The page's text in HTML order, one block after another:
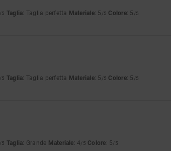
/5 Taglia: Taglia perfetta Materiale: 5 /5 Colore: 5 /5
/5 Taglia: Taglia perfetta Materiale: 5 /5 Colore: 5 /5
/5 Taglia: Grande Materiale: 4/5 Colore: 5/5